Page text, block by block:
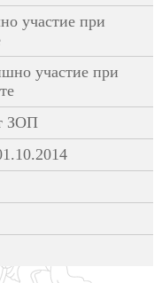
участие при
участие при
ЗОП